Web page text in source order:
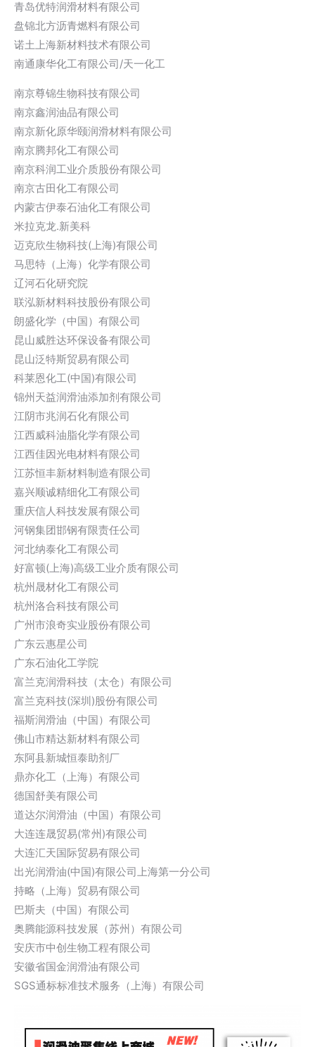
青岛优特润滑材料有限公司
盘锦北方沥青燃料有限公司
诺土上海新材料技术有限公司
南通康华化工有限公司/天一化工
南京尊锦生物科技有限公司
南京鑫润油品有限公司
南京新化原华颐润滑材料有限公司
南京腾邦化工有限公司
南京科润工业介质股份有限公司
南京古田化工有限公司
内蒙古伊泰石油化工有限公司
米拉克龙.新美科
迈克欣生物科技(上海)有限公司
马思特（上海）化学有限公司
辽河石化研究院
联泓新材料科技股份有限公司
朗盛化学（中国）有限公司
昆山威胜达环保设备有限公司
昆山泛特斯贸易有限公司
科莱恩化工(中国)有限公司
锦州天益润滑油添加剂有限公司
江阴市兆润石化有限公司
江西威科油脂化学有限公司
江西佳因光电材料有限公司
江苏恒丰新材料制造有限公司
嘉兴顺诚精细化工有限公司
重庆信人科技发展有限公司
河钢集团邯钢有限责任公司
河北纳泰化工有限公司
好富顿(上海)高级工业介质有限公司
杭州晟材化工有限公司
杭州洛合科技有限公司
广州市浪奇实业股份有限公司
广东云惠星公司
广东石油化工学院
富兰克润滑科技（太仓）有限公司
富兰克科技(深圳)股份有限公司
福斯润滑油（中国）有限公司
佛山市精达新材料有限公司
东阿县新城恒泰助剂厂
鼎亦化工（上海）有限公司
德国舒美有限公司
道达尔润滑油（中国）有限公司
大连连晟贸易(常州)有限公司
大连汇天国际贸易有限公司
出光润滑油(中国)有限公司上海第一分公司
持略（上海）贸易有限公司
巴斯夫（中国）有限公司
奥腾能源科技发展（苏州）有限公司
安庆市中创生物工程有限公司
安徽省国金润滑油有限公司
SGS通标标准技术服务（上海）有限公司